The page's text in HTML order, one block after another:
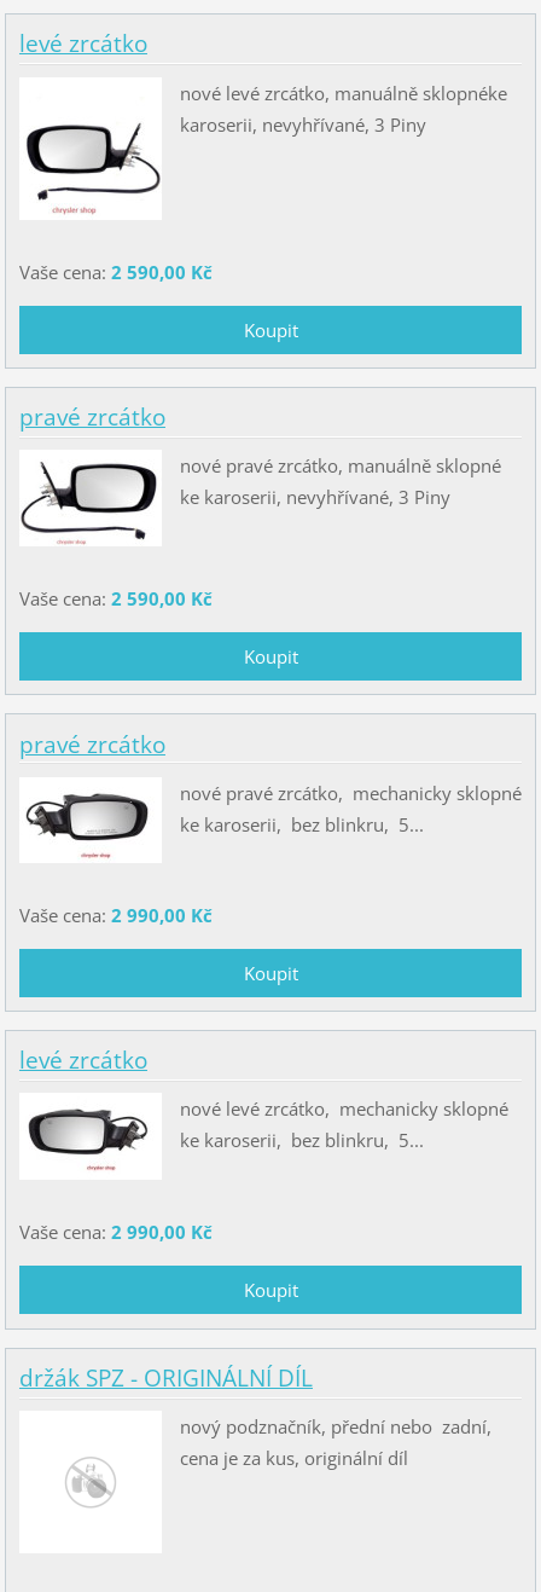
levé zrcátko
nové levé zrcátko, manuálně sklopnéke
karoserii, nevyhřívané, 3 Piny
Vaše cena: 2 590,00 Kč
pravé zrcátko
nové pravé zrcátko, manuálně sklopné
ke karoserii, nevyhřívané, 3 Piny
Vaše cena: 2 590,00 Kč
pravé zrcátko
nové pravé zrcátko, mechanicky sklopné
ke karoserii, bez blinkru, 5...
Vaše cena: 2 990,00 Kč
levé zrcátko
nové levé zrcátko, mechanicky sklopné
ke karoserii, bez blinkru, 5...
Vaše cena: 2 990,00 Kč
držák SPZ - ORIGINÁLNÍ DÍL
nový podznačník, přední nebo zadní,
cena je za kus, originální díl